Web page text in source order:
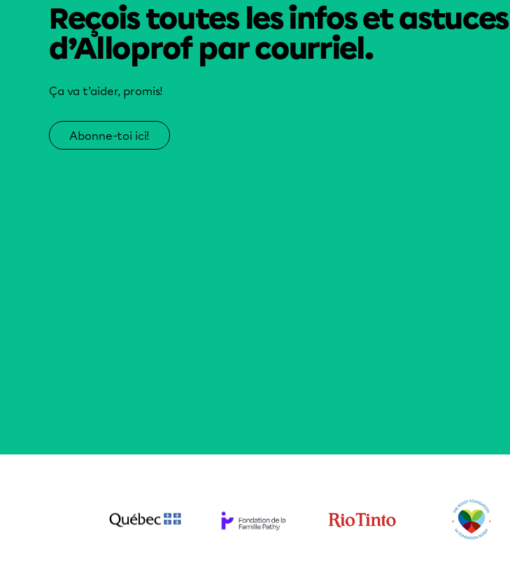
Reçois toutes les infos et astuces
d’Alloprof par courriel.
Ça va t’aider, promis!
Abonne-toi ici!